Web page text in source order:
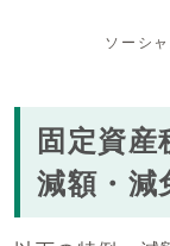
ソーシ
固定資産
減額・減